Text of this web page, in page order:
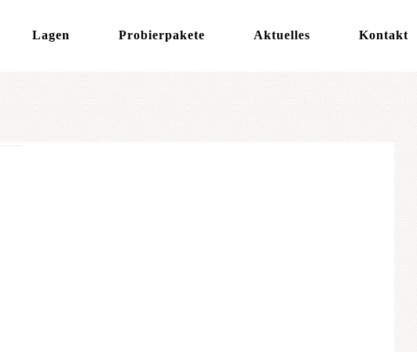
Lagen Probierpakete Aktuelles Kontakt